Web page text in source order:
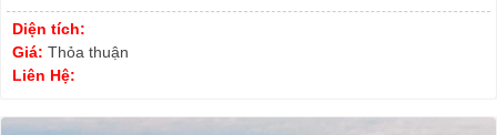
Diện tích:
Giá: Thỏa thuận
Liên Hệ: